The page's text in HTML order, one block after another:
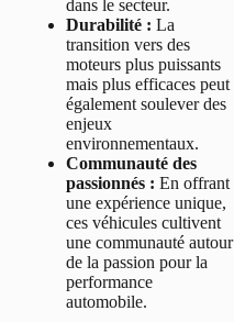
dans le secteur.
Durabilité : La
transition vers des
moteurs plus puissants
mais plus efficaces peut
également soulever des
enjeux
environnementaux.
Communauté des
passionnés : En offrant
une expérience unique,
ces véhicules cultivent
une communauté autour
de la passion pour la
performance
automobile.